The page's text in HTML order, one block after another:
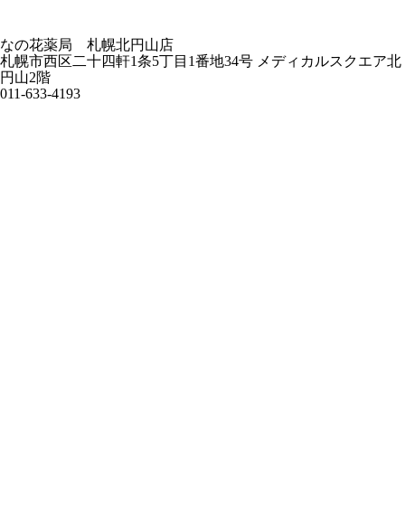
なの花薬局 札幌北円山店
札幌市西区二十四軒1条5丁目1番地34号 メディカルスクエア北
円山2階
011-633-4193